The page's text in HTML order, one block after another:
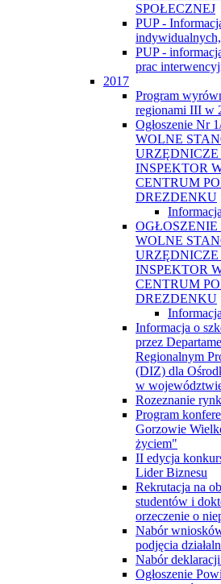
SPOŁECZNEJ
PUP -
PUP -
prac
2017
Program
regionami III w
Ogłoszenie Nr
WOLNE
URZĘDNICZE
INSPEKTOR
CENTRUM
DREZDENKU
WOLNE
URZĘDNICZE
INSPEKTOR
CENTRUM
DREZDENKU
Informacja o
przez
Regionalnym
(DIZ) dla
w
Rozeznanie
Program
Gorzowie
życiem"
II edycja
Lider Biznesu
Rekrutacja na
studentów i
orzeczenie o
Nabór
podjęcia
Nabór
Ogłoszenie